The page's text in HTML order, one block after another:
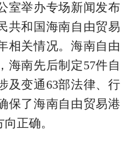
室举办专场新闻发布
共和国海南自由贸易
相关情况。海南自由
海南先后制定57件自
及变通63部法律、行
保了海南自由贸易港
正确。